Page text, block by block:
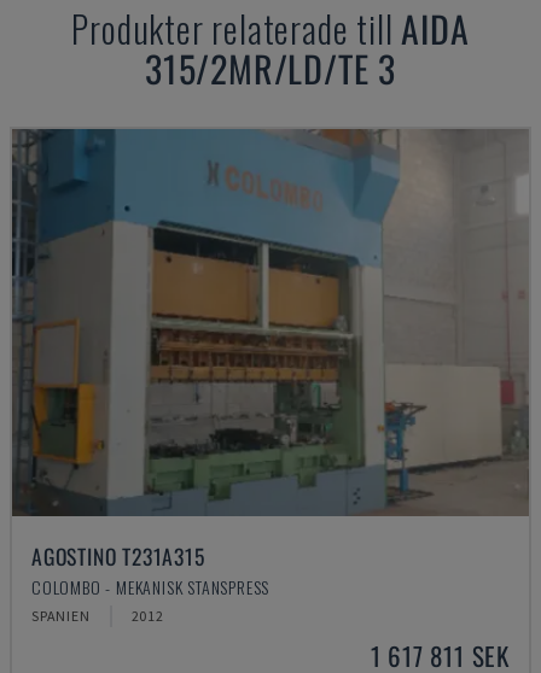
Produkter relaterade tillAIDA
315/2MR/LD/TE 3
AGOSTINO T231A315
COLOMBO - MEKANISK STANSPRESS
SPANIEN 2012
1 617 811 SEK